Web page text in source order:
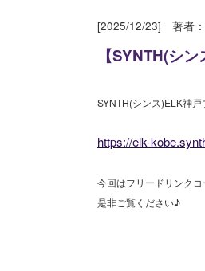
[2025/12/23] 著者：
【SYNTH(シ
SYNTH(シンス)ELK神戸
https://elk-
今回はフリードリンクコ
是非ご覧ください♪